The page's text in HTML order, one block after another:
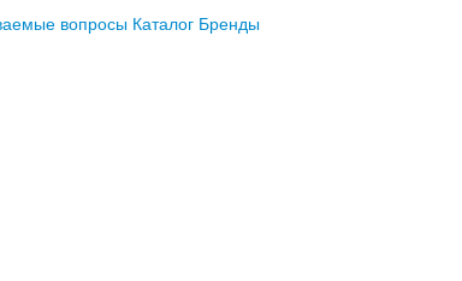
вопросы Каталог Бренды